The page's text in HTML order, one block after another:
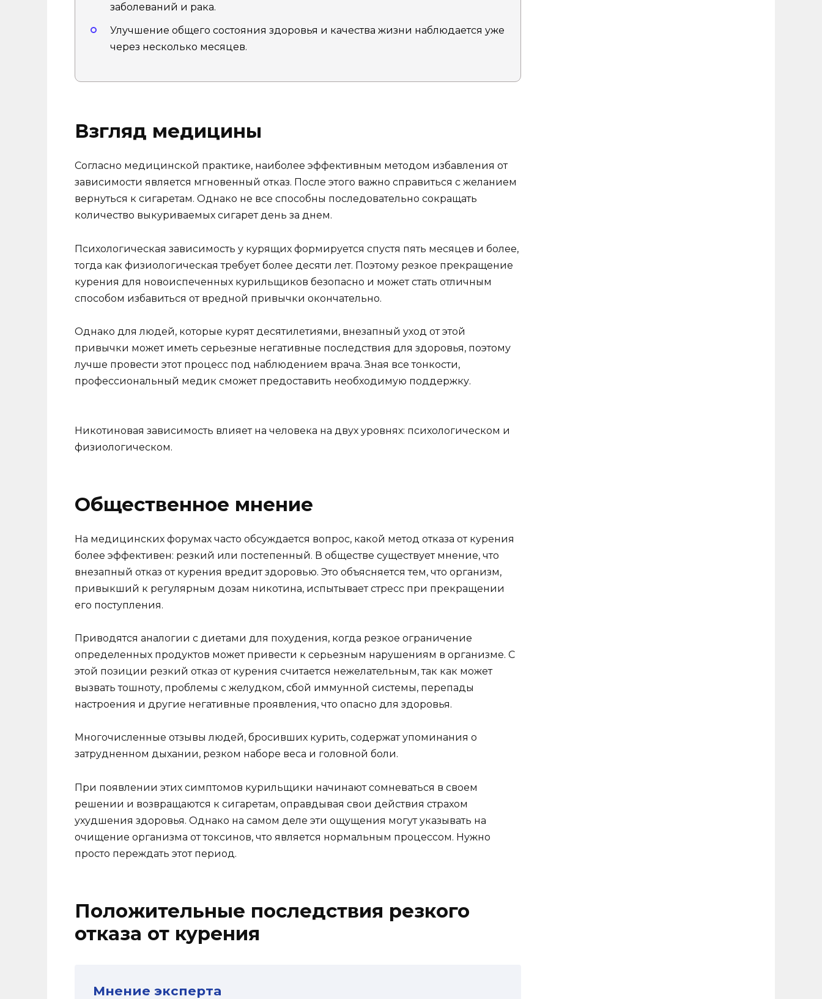
заболеваний и рака.
Улучшение общего состояния здоровья и качества жизни наблюдается уже
через несколько месяцев.
Взгляд медицины
Согласно медицинской практике, наиболее эффективным методом избавления от
зависимости является мгновенный отказ. После этого важно справиться с желанием
вернуться к сигаретам. Однако не все способны последовательно сокращать
количество выкуриваемых сигарет день за днем.
Психологическая зависимость у курящих формируется спустя пять месяцев и более,
тогда как физиологическая требует более десяти лет. Поэтому резкое прекращение
курения для новоиспеченных курильщиков безопасно и может стать отличным
способом избавиться от вредной привычки окончательно.
Однако для людей, которые курят десятилетиями, внезапный уход от этой
привычки может иметь серьезные негативные последствия для здоровья, поэтому
лучше провести этот процесс под наблюдением врача. Зная все тонкости,
профессиональный медик сможет предоставить необходимую поддержку.
Никотиновая зависимость влияет на человека на двух уровнях: психологическом и
физиологическом.
Общественное мнение
На медицинских форумах часто обсуждается вопрос, какой метод отказа от курения
более эффективен: резкий или постепенный. В обществе существует мнение, что
внезапный отказ от курения вредит здоровью. Это объясняется тем, что организм,
привыкший к регулярным дозам никотина, испытывает стресс при прекращении
его поступления.
Приводятся аналогии с диетами для похудения, когда резкое ограничение
определенных продуктов может привести к серьезным нарушениям в организме. С
этой позиции резкий отказ от курения считается нежелательным, так как может
вызвать тошноту, проблемы с желудком, сбой иммунной системы, перепады
настроения и другие негативные проявления, что опасно для здоровья.
Многочисленные отзывы людей, бросивших курить, содержат упоминания о
затрудненном дыхании, резком наборе веса и головной боли.
При появлении этих симптомов курильщики начинают сомневаться в своем
решении и возвращаются к сигаретам, оправдывая свои действия страхом
ухудшения здоровья. Однако на самом деле эти ощущения могут указывать на
очищение организма от токсинов, что является нормальным процессом. Нужно
просто переждать этот период.
Положительные последствия резкого
отказа от курения
Мнение эксперта